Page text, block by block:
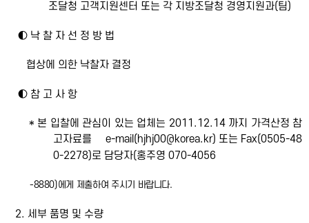
조달청 고객지원센터 또는 각 지방조달청 경영지원과(팀)
◐ 낙 찰 자 선 정 방 법
협상에 의한 낙찰자 결정
◐ 참 고 사 항
* 본 입찰에 관심이 있는 업체는 2011.12.14 까지 가격산정 참
고자료를 e-mail(hjhj00@korea.kr) 또는 Fax(0505-48
0-2278)로 담당자(홍주영 070-4056
-8880)에게 제출하여 주시기 바랍니다.
2. 세부 품명 및 수량